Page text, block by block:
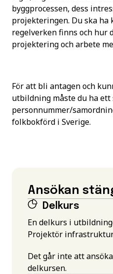
byggprocessen, dess
projekteringen. Du ska ha
regelverken finns och hur
projektering och arbete
För att bli antagen och
utbildning måste du ha ett
personnummer/
folkbokförd i Sverige.
Ansökan
Delkurs
En delkurs i
Projektör
Det går inte att
delkursen.